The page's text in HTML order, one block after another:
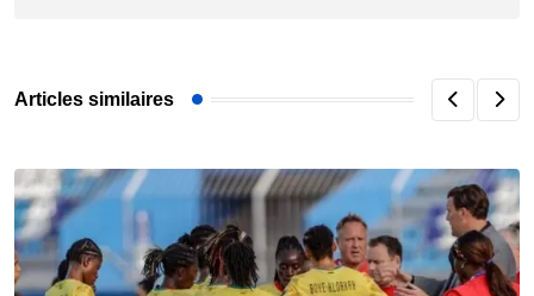
Articles similaires